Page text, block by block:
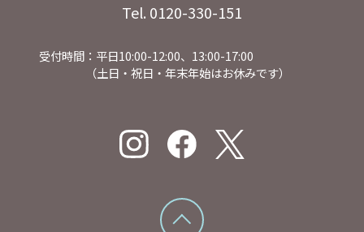
Tel. 0120-330-151
受付時間：平日10:00-12:00、13:00-17:00
（土日・祝日・年末年始はお休みです）